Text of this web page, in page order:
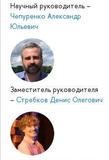
Научный руководитель –
Чепуренко Александр
Юльевич
Заместитель руководителя
– Стребков Денис Олегович